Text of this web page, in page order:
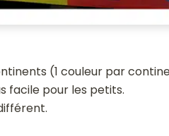
(1 couleur par
facile pour les petits.